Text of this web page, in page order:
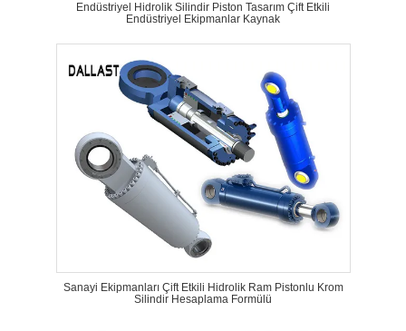
Endüstriyel Hidrolik Silindir Piston Tasarım Çift Etkili
Endüstriyel Ekipmanlar Kaynak
Sanayi Ekipmanları Çift Etkili Hidrolik Ram Pistonlu Krom
Silindir Hesaplama Formülü